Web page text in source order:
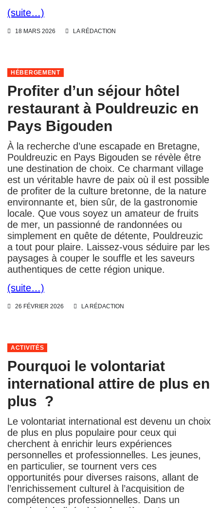
(suite…)
18 MARS 2026 LA RÉDACTION
HÉBERGEMENT
Profiter d’un séjour hôtel
restaurant à Pouldreuzic en
Pays Bigouden
À la recherche d’une escapade en Bretagne,
Pouldreuzic en Pays Bigouden se révèle être
une destination de choix. Ce charmant village
est un véritable havre de paix où il est possible
de profiter de la culture bretonne, de la nature
environnante et, bien sûr, de la gastronomie
locale. Que vous soyez un amateur de fruits
de mer, un passionné de randonnées ou
simplement en quête de détente, Pouldreuzic
a tout pour plaire. Laissez-vous séduire par les
paysages à couper le souffle et les saveurs
authentiques de cette région unique.
(suite…)
26 FÉVRIER 2026 LA RÉDACTION
ACTIVITÉS
Pourquoi le volontariat
international attire de plus en
plus ?
Le volontariat international est devenu un choix
de plus en plus populaire pour ceux qui
cherchent à enrichir leurs expériences
personnelles et professionnelles. Les jeunes,
en particulier, se tournent vers ces
opportunités pour diverses raisons, allant de
l’enrichissement culturel à l’acquisition de
compétences professionnelles. Dans un